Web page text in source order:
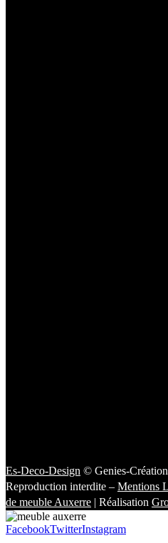
Es-Deco-Design © Genies-
Reproduction interdite – Mentions
de meuble Auxerre | Réalisation
FacebookTwitterInstagram